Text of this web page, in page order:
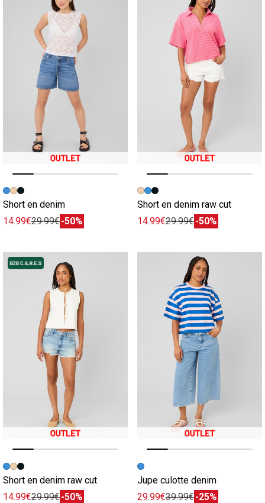
Image précédente
Image suivante
Short en denim
14.99€29.99€-50%
Image précédente
Image suivante
Short en denim raw cut
14.99€29.99€-50%
Image précédente
Image suivante
Short en denim raw cut
14.99€29.99€-50%
Image précédente
Image suivante
Jupe culotte denim
29.99€39.99€-25%